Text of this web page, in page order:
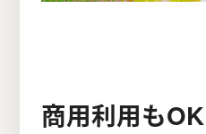
商用利用もOK